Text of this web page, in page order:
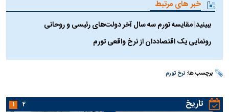
خبر های مرتبط
ببینید| مقایسه تورم سه سال آخر دولت‌های رئیسی و روحانی
رونمایی یک اقتصاددان از نرخ واقعی تورم
برچسب ها:نرخ تورم
تاریخ ۱ ۲